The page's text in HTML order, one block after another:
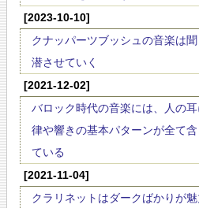
[2023-10-10]
クナッパーツブッシュの音楽は
潜させていく
[2021-12-02]
バロック時代の音楽には、人の
律や響きの基本パターンが全て
ている
[2021-11-04]
クラリネットはダークばかりが